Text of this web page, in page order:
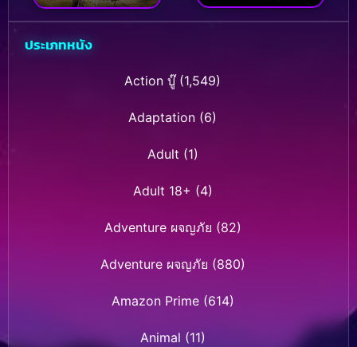
ยักษ์เลื้อยทะลุโลก
ประเภทหนัง
Action บู๊(1,549)
Adaptation (6)
Adult (1)
Adult 18+ (4)
Adventure ผจญภัย (82)
Adventure ผจญภัย (880)
Amazon Prime(614)
Animal (11)